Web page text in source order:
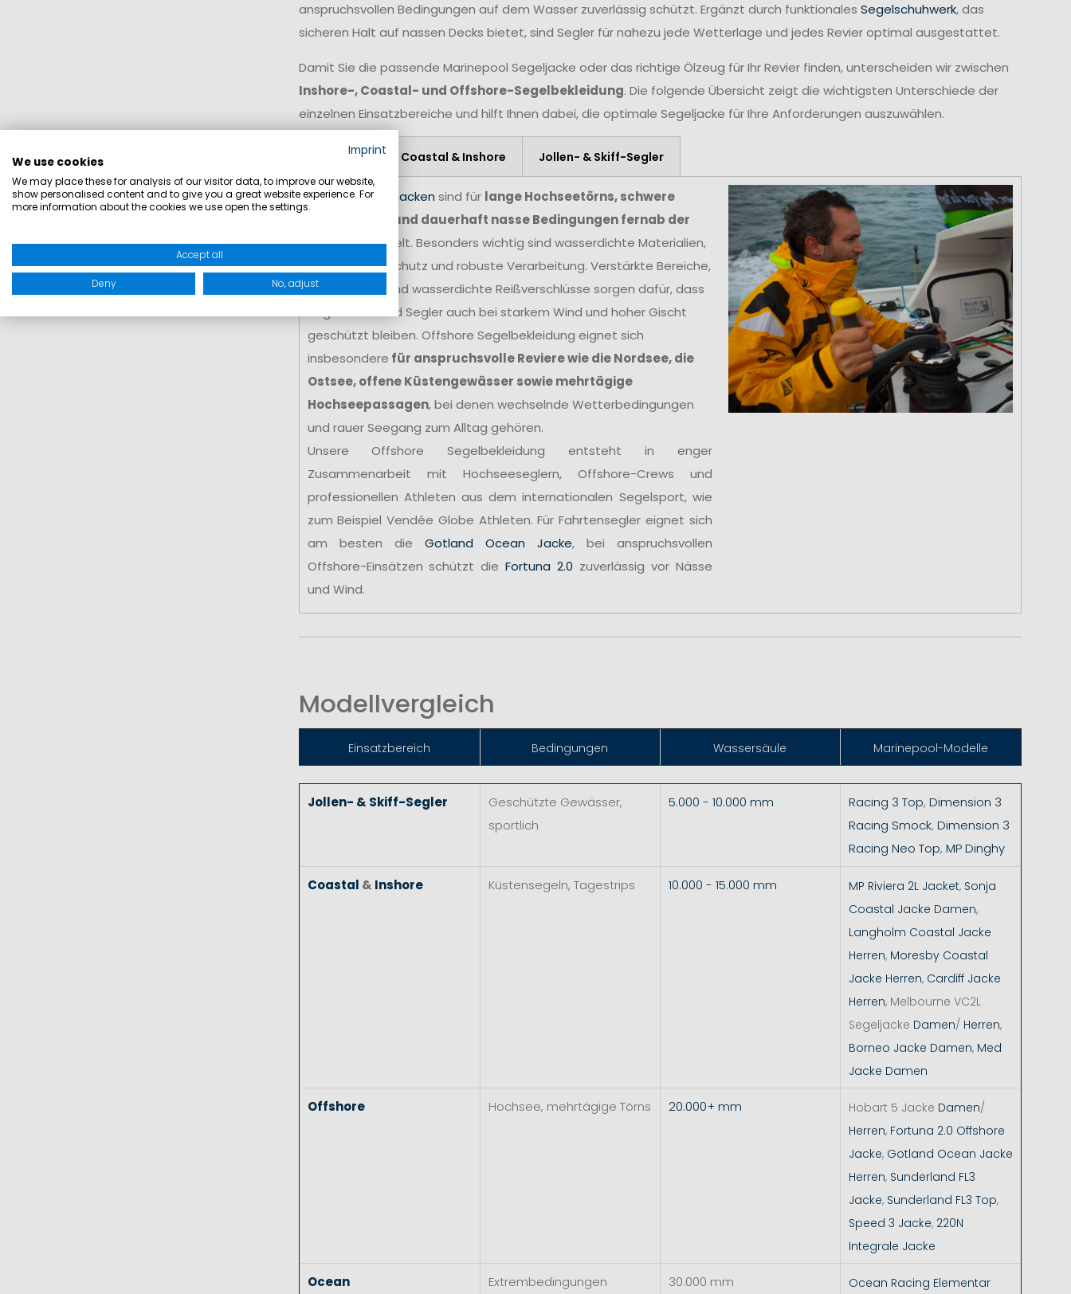
anspruchsvollen Bedingungen auf dem Wasser zuverlässig schützt. Ergänzt durch funktionales Segelschuhwerk, das
sicheren Halt auf nassen Decks bietet, sind Segler für nahezu jede Wetterlage und jedes Revier optimal ausgestattet.
Damit Sie die passende Marinepool Segeljacke oder das richtige Ölzeug für Ihr Revier finden, unterscheiden wir zwischen
Inshore-, Coastal- und Offshore-Segelbekleidung. Die folgende Übersicht zeigt die wichtigsten Unterschiede der
einzelnen Einsatzbereiche und hilft Ihnen dabei, die optimale Segeljacke für Ihre Anforderungen auszuwählen.
Offshore Coastal & Inshore Jollen- & Skiff-Segler
Offshore Segeljacken sind für lange Hochseetörns, schwere
Wetterlagen und dauerhaft nasse Bedingungen fernab der
Küsteentwickelt. Besonders wichtig sind wasserdichte Materialien,
hoher Wetterschutz und robuste Verarbeitung. Verstärkte Bereiche,
hohe Kragen und wasserdichte Reißverschlüsse sorgen dafür, dass
Seglerinnen und Segler auch bei starkem Wind und hoher Gischt
geschützt bleiben. Offshore Segelbekleidung eignet sich
insbesondere für anspruchsvolle Reviere wie die Nordsee, die
Ostsee, offene Küstengewässer sowie mehrtägige
Hochseepassagen, bei denen wechselnde Wetterbedingungen
und rauer Seegang zum Alltag gehören.
Unsere Offshore Segelbekleidung entsteht in enger
Zusammenarbeit mit Hochseeseglern, Offshore-Crews und
professionellen Athleten aus dem internationalen Segelsport, wie
zum Beispiel Vendée Globe Athleten. Für Fahrtensegler eignet sich
am besten die Gotland Ocean Jacke, bei anspruchsvollen
Offshore-Einsätzen schützt dieFortuna 2.0 zuverlässig vor Nässe
und Wind.
Modellvergleich
Einsatzbereich Bedingungen Wassersäule Marinepool-Modelle
Jollen- & Skiff-Segler
Geschützte Gewässer,
sportlich
5.000 - 10.000 mm Racing 3 Top, Dimension 3
Racing Smock, Dimension 3
Racing Neo Top, MP Dinghy
Coastal & Inshore Küstensegeln, Tagestrips 10.000 - 15.000 mm MP Riviera 2L Jacket, Sonja
Coastal Jacke Damen,
Langholm Coastal Jacke
Herren, Moresby Coastal
Jacke Herren, Cardiff Jacke
Herren, Melbourne VC2L
Segeljacke Damen/ Herren,
Borneo Jacke Damen, Med
Jacke Damen
Offshore Hochsee, mehrtägige Törns 20.000+ mm Hobart 5 Jacke Damen/
Herren, Fortuna 2.0 Offshore
Jacke, Gotland Ocean Jacke
Herren, Sunderland FL3
Jacke, Sunderland FL3 Top,
Speed 3 Jacke, 220N
Integrale Jacke
Ocean Extrembedingungen 30.000 mm Ocean Racing Elementar
Imprint
We use cookies
We may place these for analysis of our visitor data, to improve our website,
show personalised content and to give you a great website experience. For
more information about the cookies we use open the settings.
Accept all
Deny No, adjust